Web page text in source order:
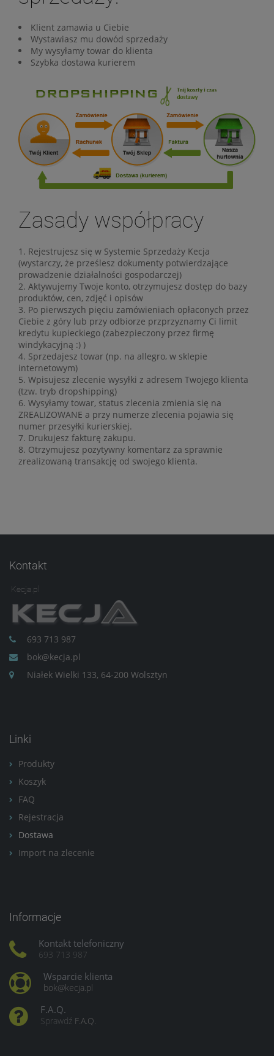
Klient zamawia u Ciebie
Wystawiasz mu dowód sprzedaży
My wysyłamy towar do klienta
Szybka dostawa kurierem
Zasady współpracy
Rejestrujesz się w Systemie Sprzedaży Kecja
(wystarczy, że prześlesz dokumenty potwierdzające
prowadzenie działalności gospodarczej)
Aktywujemy Twoje konto, otrzymujesz dostęp do bazy
produktów, cen, zdjęć i opisów
Po pierwszych pięciu zamówieniach opłaconych przez
Ciebie z góry lub przy odbiorze przprzyznamy Ci limit
kredytu kupieckiego (zabezpieczony przez firmę
windykacyjną :) )
Sprzedajesz towar (np. na allegro, w sklepie
internetowym)
Wpisujesz zlecenie wysyłki z adresem Twojego klienta
(tzw. tryb dropshipping)
Wysyłamy towar, status zlecenia zmienia się na
ZREALIZOWANE a przy numerze zlecenia pojawia się
numer przesyłki kurierskiej.
Drukujesz fakturę zakupu.
Otrzymujesz pozytywny komentarz za sprawnie
zrealizowaną transakcję od swojego klienta.
Kontakt
Kecja.pl
693 713 987
bok@kecja.pl
Niałek Wielki 133, 64-200 Wolsztyn
Linki
Produkty
Koszyk
FAQ
Rejestracja
Dostawa
Import na zlecenie
Informacje
Kontakt telefoniczny
693 713 987
Wsparcie klienta
bok@kecja.pl
F.A.Q.
Sprawdź F.A.Q.